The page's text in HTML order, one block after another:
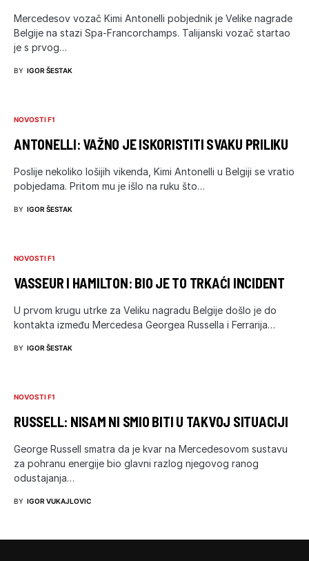
Mercedesov vozač Kimi Antonelli pobjednik je Velike nagrade
Belgije na stazi Spa-Francorchamps. Talijanski vozač startao
je s prvog…
BY IGOR ŠESTAK
NOVOSTI F1
ANTONELLI: VAŽNO JE ISKORISTITI SVAKU PRILIKU
Poslije nekoliko lošijih vikenda, Kimi Antonelli u Belgiji se vratio
pobjedama. Pritom mu je išlo na ruku što…
BY IGOR ŠESTAK
NOVOSTI F1
VASSEUR I HAMILTON: BIO JE TO TRKAĆI INCIDENT
U prvom krugu utrke za Veliku nagradu Belgije došlo je do
kontakta između Mercedesa Georgea Russella i Ferrarija…
BY IGOR ŠESTAK
NOVOSTI F1
RUSSELL: NISAM NI SMIO BITI U TAKVOJ SITUACIJI
George Russell smatra da je kvar na Mercedesovom sustavu
za pohranu energije bio glavni razlog njegovog ranog
odustajanja…
BY IGOR VUKAJLOVIC